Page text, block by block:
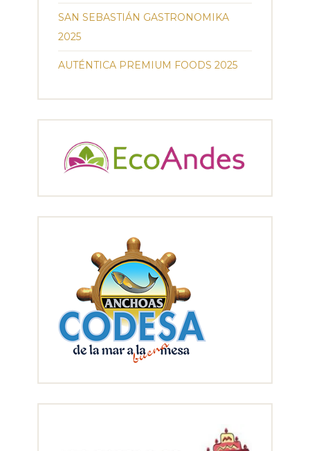
SAN SEBASTIÁN GASTRONOMIKA
2025
AUTÉNTICA PREMIUM FOODS 2025